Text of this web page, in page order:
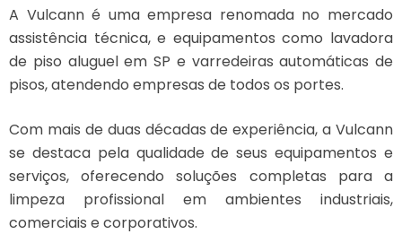
A Vulcann é uma empresa renomada no mercado
assistência técnica, e equipamentos como lavadora
de piso aluguel em SP e varredeiras automáticas de
pisos, atendendo empresas de todos os portes.
Com mais de duas décadas de experiência, a Vulcann
se destaca pela qualidade de seus equipamentos e
serviços, oferecendo soluções completas para a
limpeza profissional em ambientes industriais,
comerciais e corporativos.